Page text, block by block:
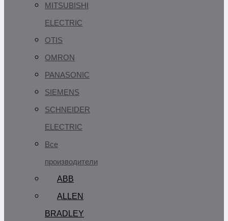
MITSUBISHI
ELECTRIC
OTIS
OMRON
PANASONIC
SIEMENS
SCHNEIDER
ELECTRIC
Все
производители
ABB
ALLEN
BRADLEY